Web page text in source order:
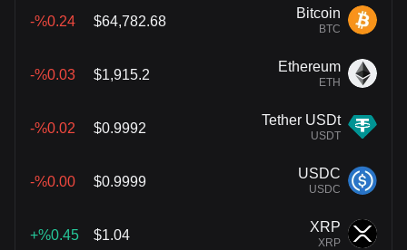
Bitcoin
BTC
$64,782.68
%0.24-
Ethereum
ETH
$1,915.2
%0.03-
Tether USDt
USDT
$0.9992
%0.02-
USDC
USDC
$0.9999
%0.00-
XRP
XRP
$1.04
%0.45+